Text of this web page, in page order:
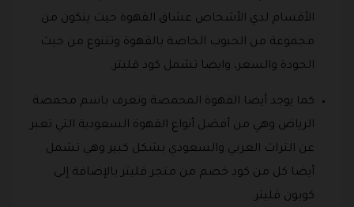
الأقسام لدي الأشخاص عشاق القهوة حيث يتكون من
مجموعة من الحبوب الخاصة بالقهوة وتتنوع من حيث
الجودة والسعر، وايضا تشمل كود قليتر.
كما يوجد أيضا القهوة المحمصة وتعرف باسم محمصة
الرياض وهي من أفضل أنواع القهوة السعودية التي تعبر
عن التراث العربي والسعودي بشكل كبير وهي تشمل
أيضا كل من كود خصم من متجر قليتر بالإضافة إلى
كوبون قليتر.